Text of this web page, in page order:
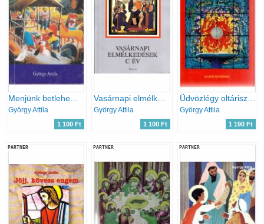
György Attila
1 100 Ft
György Attila
1 100 Ft
Üdvözlégy oltáriszentség
György Attila
1 190 Ft
PARTNER PARTNER PARTNER